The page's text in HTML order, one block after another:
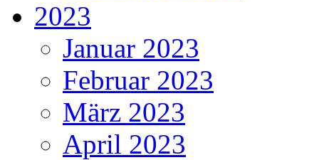
2023
Januar 2023
Februar 2023
März 2023
April 2023